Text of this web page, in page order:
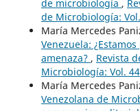
de microbiología ,
de Microbiología:
María Mercedes
Venezuela:
amenaza? , Revista
Microbiología: Vol.
María Mercedes
Venezolana de